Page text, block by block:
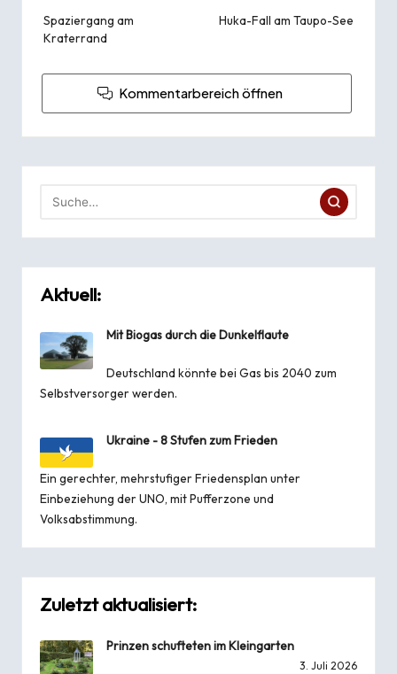
Spaziergang am
Kraterrand
Huka-Fall am Taupo-See
Kommentarbereich öffnen
Aktuell:
Mit Biogas durch die Dunkelflaute
Deutschland könnte bei Gas bis 2040 zum
Selbstversorger werden.
Ukraine - 8 Stufen zum Frieden
Ein gerechter, mehrstufiger Friedensplan unter
Einbeziehung der UNO, mit Pufferzone und
Volksabstimmung.
Zuletzt aktualisiert:
Prinzen schufteten im Kleingarten
3. Juli 2026